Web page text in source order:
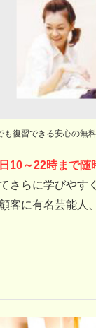
も復習できる安心の無
～22時まで随
さらに学びや
客に有名芸能